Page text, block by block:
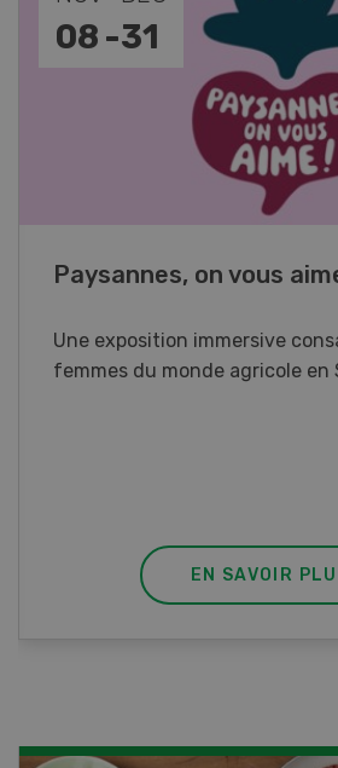
17 -26
Cours spécialisé
Vous élevez des poissons ou
Ce cours vous équipe du
EN SAVOIR